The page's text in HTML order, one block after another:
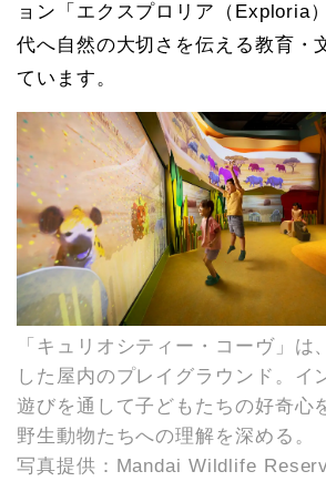
ョン「エクスプロリア（Exploria
代へ自然の大切さを伝える教育・
ています。
「キュリオシティー・コーヴ」は
した屋内のプレイグラウンド。イ
遊びを通して子どもたちの好奇心
野生動物たちへの理解を深める。
写真提供：Mandai Wildlife